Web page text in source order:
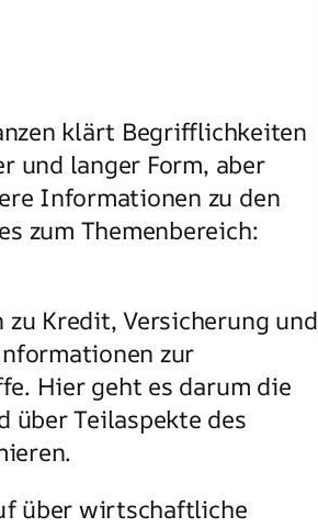
klärt Begrifflichkeiten
und langer Form, aber
Informationen zu den
zum Themenbereich:
Kredit, Versicherung und
zur
Hier geht es darum die
über Teilaspekte des
über wirtschaftliche